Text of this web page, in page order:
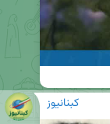
کبنانیوز